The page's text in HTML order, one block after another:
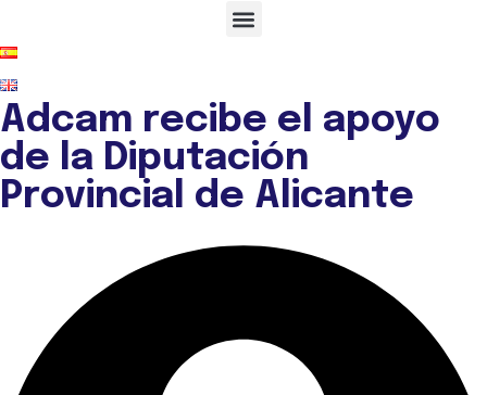
Adcam recibe el apoyo
de la Diputación
Provincial de Alicante